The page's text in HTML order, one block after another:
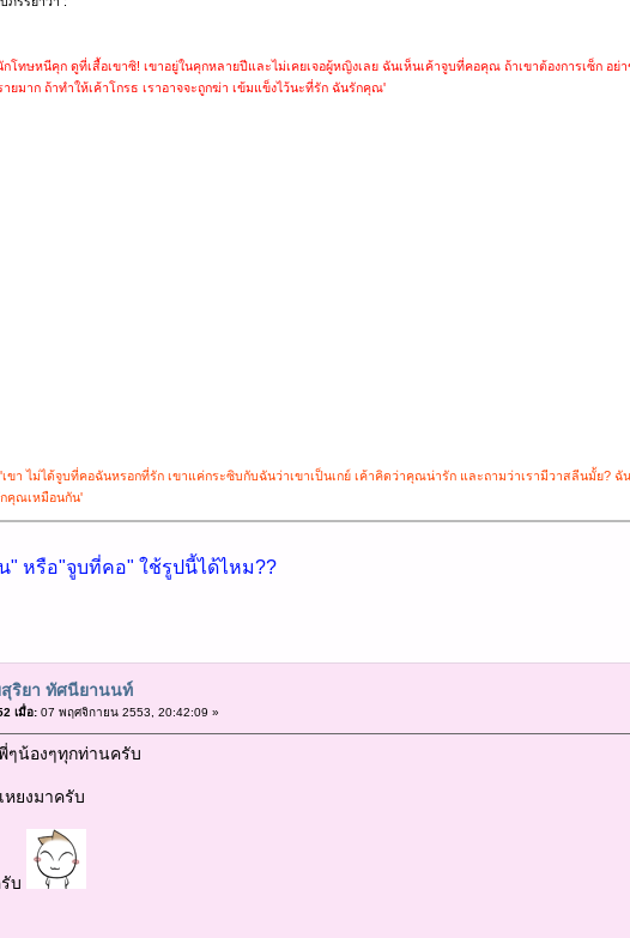
โทษหนีคุก ดูที่เสื้อเขาซิ! เขาอยู่ในคุกหลายปีและไม่เคยเจอผู้หญิงเลย ฉันเห็นเค้าจูบที่คอคุณ ถ้าเขาต้องการเซ็ก อย่
ยมาก ถ้าทำให้เค้าโกรธ เราอาจจะถูกฆ่า เข้มแข็งไว้นะที่รัก ฉันรักคุณ'
ขา ไม่ได้จูบที่คอฉันหรอกที่รัก เขาแค่กระซิบกับฉันว่าเขาเป็นเกย์ เค้าคิดว่าคุณน่ารัก และถามว่าเรามีวาสลีนมั้ย? ฉั
คุณเหมือนกัน'
" หรือ"จูบที่คอ" ใช้รูปนี้ได้ไหม??
ริยา ทัศนียานนท์
เมื่อ:07 พฤศจิกายน 2553, 20:42:09 »
ๆน้องๆทุกท่านครับ
ยงมาครับ
บ